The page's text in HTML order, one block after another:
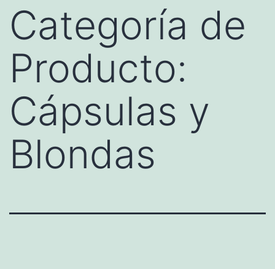
Categoría de
Producto:
Cápsulas y
Blondas